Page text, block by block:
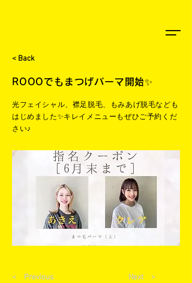
< Back
ROOOでもまつげパーマ開始✨
光フェイシャル、襟足脱毛、もみあげ脱毛なども
はじめました✨キレイメニューもぜひご予約くだ
さい♪
< Previous Next >